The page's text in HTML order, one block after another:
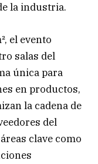
la industria.
el evento
salas del
única para
en productos,
la cadena de
del
clave como